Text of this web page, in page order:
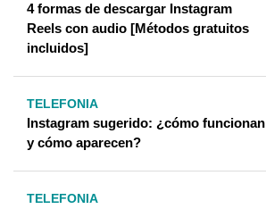
4 formas de descargar Instagram
Reels con audio [Métodos gratuitos
incluidos]
TELEFONIA
Instagram sugerido: ¿cómo funcionan
y cómo aparecen?
TELEFONIA